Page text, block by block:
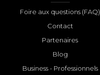
Foire aux questions (FAQ)
Contact
Partenaires
Blog
Business - Professionnels